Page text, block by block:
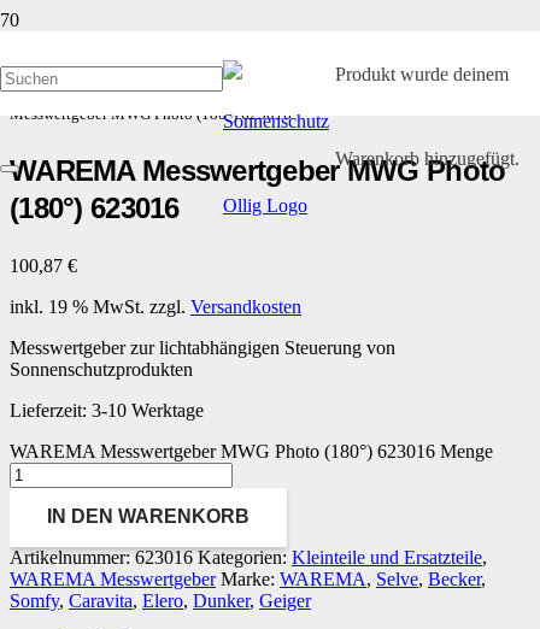
Produktwurde deinem
Warenkorb hinzugefügt.
Start/Kleinteile und Ersatzteile/
Messwertgeber MWG Photo (180°) 623016
WAREMA Messwertgeber MWG Photo
(180°) 623016
100,87 €
inkl. 19 % MwSt. zzgl. Versandkosten
Messwertgeber zur lichtabhängigen Steuerung von
Sonnenschutzprodukten
Lieferzeit: 3-10 Werktage
WAREMA Messwertgeber MWG Photo (180°) 623016 Menge
IN DEN WARENKORB
Artikelnummer:623016 Kategorien: Kleinteile und Ersatzteile,
WAREMA Messwertgeber Marke: WAREMA, Selve, Becker,
Somfy, Caravita, Elero, Dunker, Geiger